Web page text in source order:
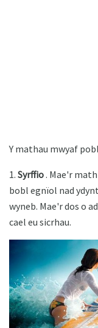
Y mathau mwyaf
1. Syrffio. Mae'r
bobl egnïol nad
wyneb. Mae'r dos o
cael eu sicrhau.